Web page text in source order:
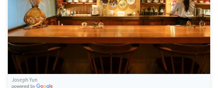
Joseph Yun